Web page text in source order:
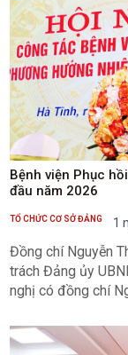
Bệnh viện Phục
đầu năm 2026
TỔ CHỨC CƠ SỞ ĐẢNG 1
Đồng chí Nguyễn
trách Đảng ủy
nghị có đồng chí
đại diện các sở,
nhiệm vụ 6 tháng